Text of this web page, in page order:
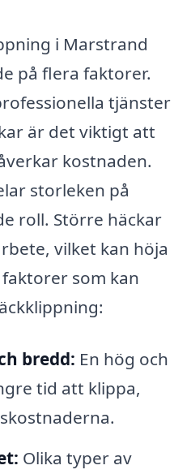
i Marstrand
på flera faktorer.
tjänster
är det viktigt att
kostnaden.
storleken på
roll. Större häckar
vilket kan höja
som kan
bredd: En hög och
tid att klippa,
Olika typer av